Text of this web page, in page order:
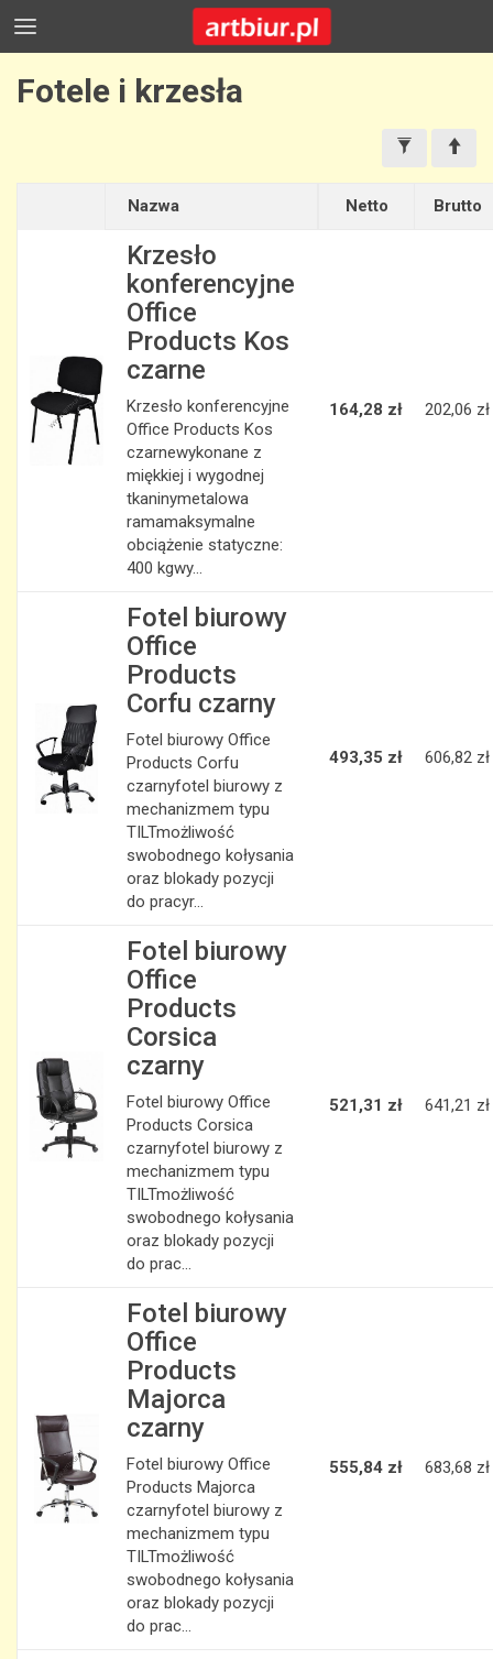
Fotele i krzesła
Krzesło
konferencyjne
Office
Products Kos
czarne
Krzesło konferencyjne
Office Products Kos
czarnewykonane z
miękkiej i wygodnej
tkaninymetalowa
ramamaksymalne
obciążenie statyczne:
400 kgwy...
164,28 zł 202,06 zł
Fotel biurowy
Office
Products
Corfu czarny
Fotel biurowy Office
Products Corfu
czarnyfotel biurowy z
mechanizmem typu
TILTmożliwość
swobodnego kołysania
oraz blokady pozycji
do pracyr...
493,35 zł 606,82 zł
Fotel biurowy
Office
Products
Corsica
czarny
Fotel biurowy Office
Products Corsica
czarnyfotel biurowy z
mechanizmem typu
TILTmożliwość
swobodnego kołysania
oraz blokady pozycji
do prac...
521,31 zł 641,21 zł
Fotel biurowy
Office
Products
Majorca
czarny
Fotel biurowy Office
Products Majorca
czarnyfotel biurowy z
mechanizmem typu
TILTmożliwość
swobodnego kołysania
oraz blokady pozycji
do prac...
555,84 zł 683,68 zł
Nazwa Netto Brutto